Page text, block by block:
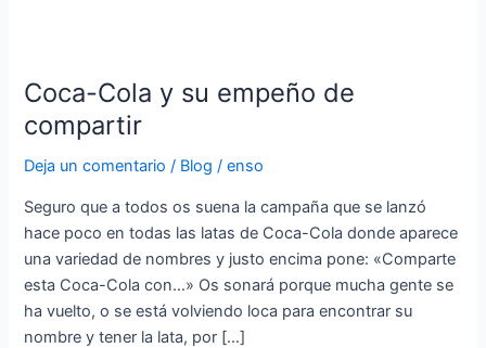
Coca-Cola y su empeño de
compartir
Deja un comentario / Blog /enso
Seguro que a todos os suena la campaña que se lanzó
hace poco en todas las latas de Coca-Cola donde aparece
una variedad de nombres y justo encima pone: «Comparte
esta Coca-Cola con…» Os sonará porque mucha gente se
ha vuelto, o se está volviendo loca para encontrar su
nombre y tener la lata, por […]
Coca-
y
su
de
compartir